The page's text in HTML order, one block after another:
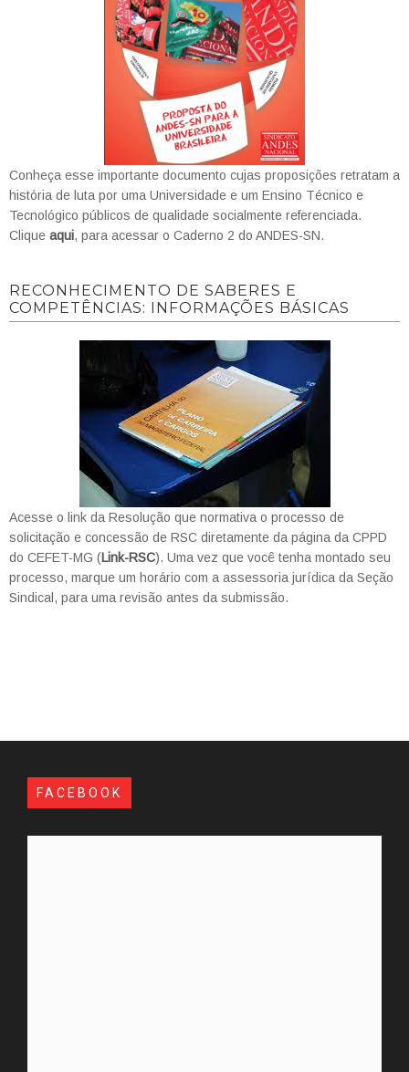
Conheça esse importante documento cujas proposições retratam a
história de luta por uma Universidade e um Ensino Técnico e
Tecnológico públicos de qualidade socialmente referenciada.
Clique aqui, para acessar o Caderno 2 do ANDES-SN.
RECONHECIMENTO DE SABERES E
COMPETÊNCIAS: INFORMAÇÕES BÁSICAS
Acesse o link da Resolução que normativa o processo de
solicitação e concessão de RSC diretamente da página da CPPD
do CEFET-MG (Link-RSC). Uma vez que você tenha montado seu
processo, marque um horário com a assessoria jurídica da Seção
Sindical, para uma revisão antes da submissão.
FACEBOOK